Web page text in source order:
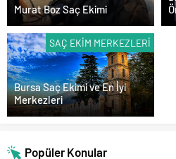
Murat Boz Saç Ekimi
SAÇ EKIM MERKEZLERI
Bursa Saç Ekimi ve En İyi
Merkezleri
Popüler Konular